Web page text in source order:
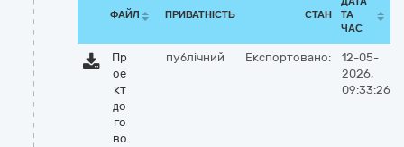
ФАЙЛ ПРИВАТНІСТЬ СТАН
ТА
ЧАС
Пр
ое
кт
до
го
во
публічний Експортовано:
12-05-
2026,
09:33:26